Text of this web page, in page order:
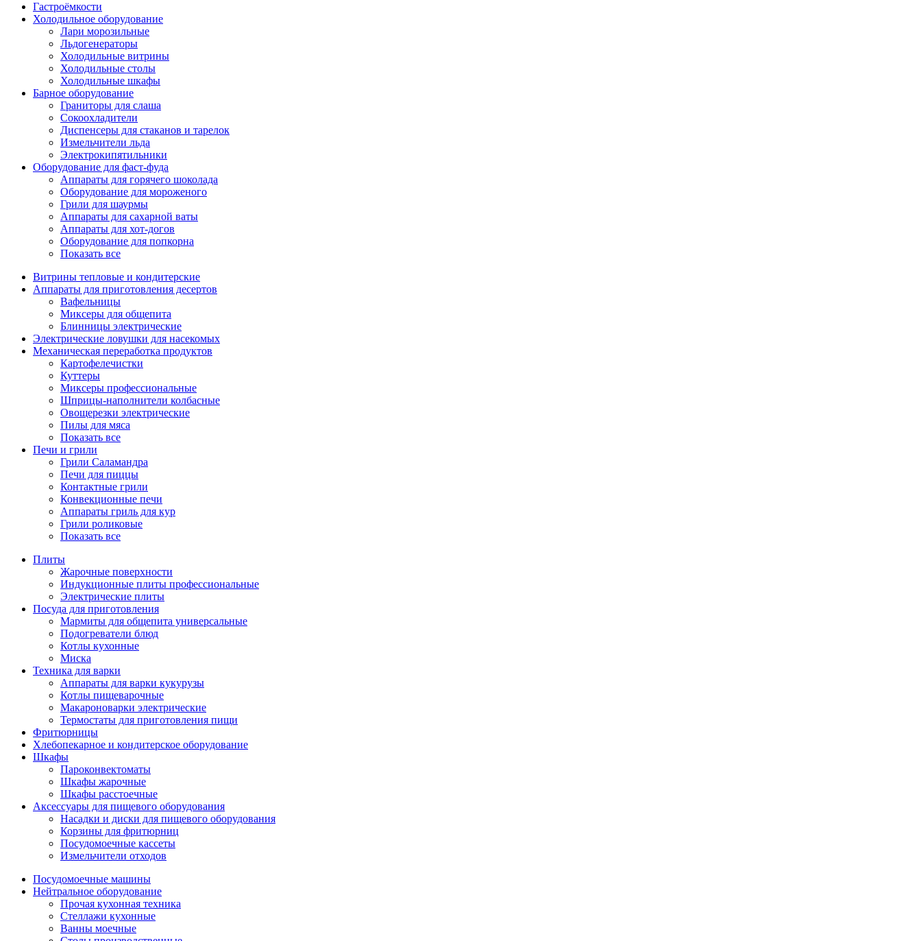
Гастроёмкости
Холодильное оборудование
Лари морозильные
Льдогенераторы
Холодильные витрины
Холодильные столы
Холодильные шкафы
Барное оборудование
Граниторы для слаша
Сокоохладители
Диспенсеры для стаканов и тарелок
Измельчители льда
Электрокипятильники
Оборудование для фаст-фуда
Аппараты для горячего шоколада
Оборудование для мороженого
Грили для шаурмы
Аппараты для сахарной ваты
Аппараты для хот-догов
Оборудование для попкорна
Показать все
Витрины тепловые и кондитерские
Аппараты для приготовления десертов
Вафельницы
Миксеры для общепита
Блинницы электрические
Электрические ловушки для насекомых
Механическая переработка продуктов
Картофелечистки
Куттеры
Миксеры профессиональные
Шприцы-наполнители колбасные
Овощерезки электрические
Пилы для мяса
Показать все
Печи и грили
Грили Саламандра
Печи для пиццы
Контактные грили
Конвекционные печи
Аппараты гриль для кур
Грили роликовые
Показать все
Плиты
Жарочные поверхности
Индукционные плиты профессиональные
Электрические плиты
Посуда для приготовления
Мармиты для общепита универсальные
Подогреватели блюд
Котлы кухонные
Миска
Техника для варки
Аппараты для варки кукурузы
Котлы пищеварочные
Макароноварки электрические
Термостаты для приготовления пищи
Фритюрницы
Хлебопекарное и кондитерское оборудование
Шкафы
Пароконвектоматы
Шкафы жарочные
Шкафы расстоечные
Аксессуары для пищевого оборудования
Насадки и диски для пищевого оборудования
Корзины для фритюрниц
Посудомоечные кассеты
Измельчители отходов
Посудомоечные машины
Нейтральное оборудование
Прочая кухонная техника
Стеллажи кухонные
Ванны моечные